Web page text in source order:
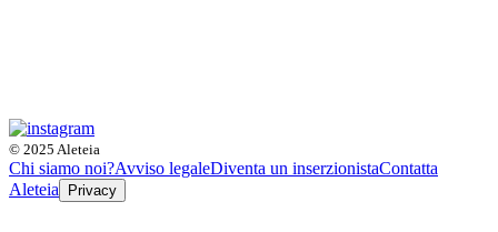
© 2025 Aleteia
Chi siamo noi?Avviso legaleDiventa un inserzionistaContatta
Aleteia
Privacy